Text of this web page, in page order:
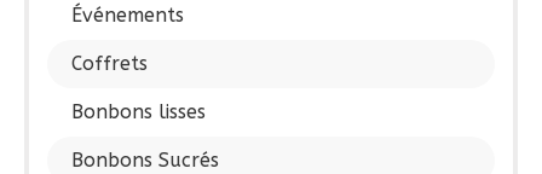
Événements
Coffrets
Bonbons lisses
Bonbons Sucrés